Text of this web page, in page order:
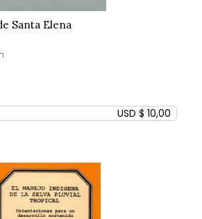
Santa Elena
USD $ 10,00